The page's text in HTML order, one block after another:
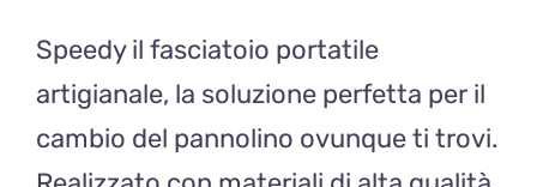
Speedy il fasciatoio portatile
artigianale, la soluzione perfetta per il
cambio del pannolino ovunque ti trovi.